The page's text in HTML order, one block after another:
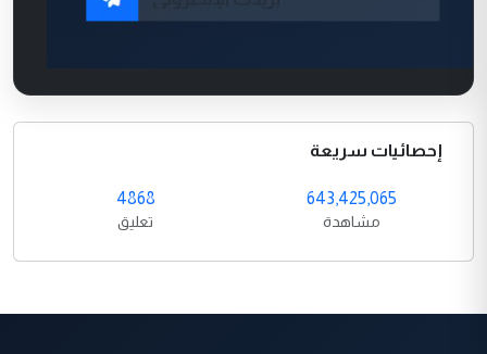
إحصائيات سريعة
643,425,065
مشاهدة
4868
تعليق